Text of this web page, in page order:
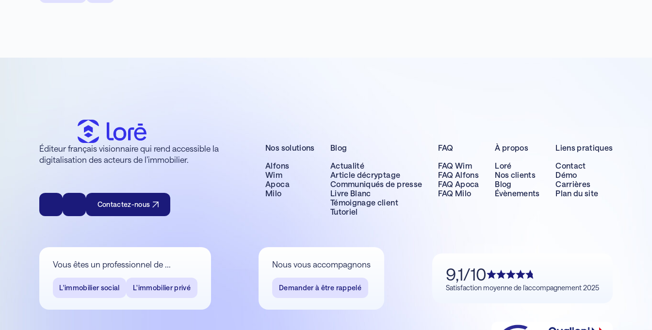
Éditeur français visionnaire qui rend accessible la
digitalisation des acteurs de l’immobilier.
Contactez-nous
Nos solutions
Alfons
Wim
Apoca
Milo
Blog
Actualité
Article décryptage
Communiqués de presse
Livre Blanc
Témoignage client
Tutoriel
FAQ
FAQ Wim
FAQ Alfons
FAQ Apoca
FAQ Milo
À propos
Loré
Nos clients
Blog
Évènements
Liens pratiques
Contact
Démo
Carrières
Plan du site
Vous êtes un professionnel de ...
L'immobilier social L'immobilier privé
Nous vous accompagnons
Demander à être rappelé
9,1/10
Satisfaction moyenne de l'accompagnement 2025